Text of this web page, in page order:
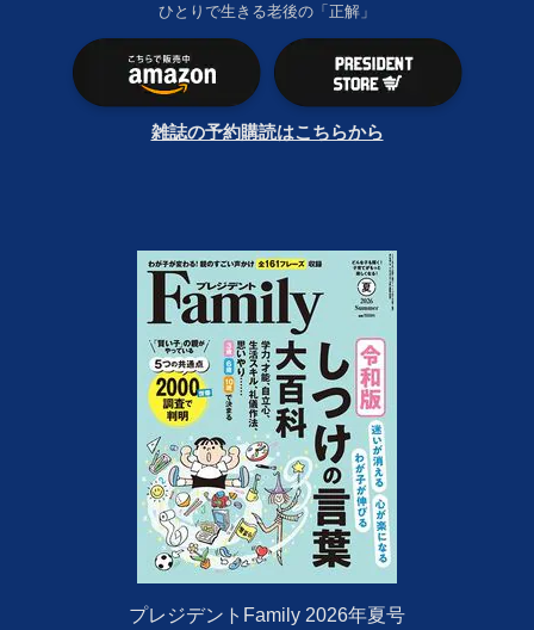
ひとりで生きる老後の「正解」
雑誌の予約購読はこちらから
プレジデントFamily 2026年夏号